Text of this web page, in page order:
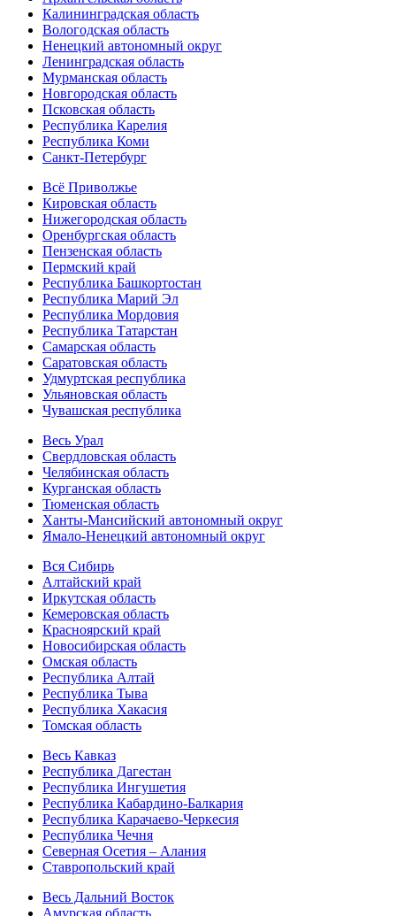
Калининградская область
Вологодская область
Ненецкий автономный округ
Ленинградская область
Мурманская область
Новгородская область
Псковская область
Республика Карелия
Республика Коми
Санкт-Петербург
Всё Приволжье
Кировская область
Нижегородская область
Оренбургская область
Пензенская область
Пермский край
Республика Башкортостан
Республика Марий Эл
Республика Мордовия
Республика Татарстан
Самарская область
Саратовская область
Удмуртская республика
Ульяновская область
Чувашская республика
Весь Урал
Свердловская область
Челябинская область
Курганская область
Тюменская область
Ханты-Мансийский автономный округ
Ямало-Ненецкий автономный округ
Вся Сибирь
Алтайский край
Иркутская область
Кемеровская область
Красноярский край
Новосибирская область
Омская область
Республика Алтай
Республика Тыва
Республика Хакасия
Томская область
Весь Кавказ
Республика Дагестан
Республика Ингушетия
Республика Кабардино-Балкария
Республика Карачаево-Черкесия
Республика Чечня
Северная Осетия – Алания
Ставропольский край
Весь Дальний Восток
Амурская область